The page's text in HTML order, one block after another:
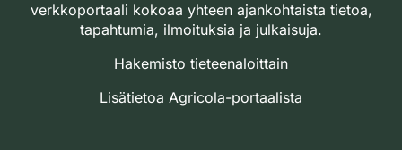
verkkoportaali kokoaa yhteen ajankohtaista tietoa,
tapahtumia, ilmoituksia ja julkaisuja.
Hakemisto tieteenaloittain
Lisätietoa Agricola-portaalista